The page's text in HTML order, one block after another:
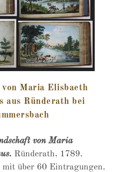
von Maria Elisbaeth
aus Ründerath bei
von Maria
Ründerath, 1789.
über 60 Eintragungen.